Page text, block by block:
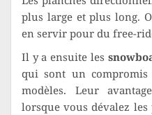
plus large et plus long.
en servir pour du free-
Il y a ensuite les
qui sont un compromis
modèles. Leur
lorsque vous dévalez les